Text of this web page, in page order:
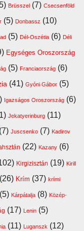
Brüsszel (7) Csecsenföld
(5) Donbassz (10)
(5) Dél-Oszétia (6) Déli
Egységes Oroszország
(5) Franciaország (6)
(41) Gyóni Gábor (5)
Igazságos Oroszország (6)
Jekatyerinburg (11)
(7) Juscsenko (7) Kadirov
(22) Kazany (6)
Kirgizisztán (19) Kirill
(26) Krím (37) krími
(5) Kárpátalja (8) Közép-
(17) Lenin (5)
(11) Luganszk (12)